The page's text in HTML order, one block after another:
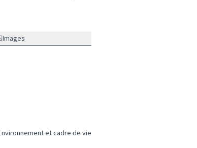
Images
les résultats de la catégorie : Environnement et cadre de vie
et cadre de vie